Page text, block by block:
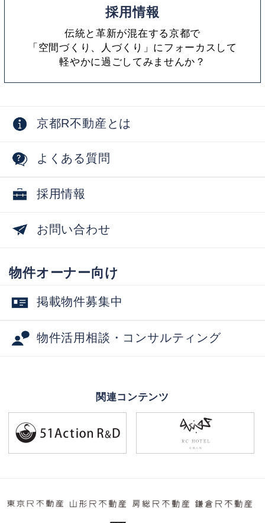
採用情報
伝統と革新が混在する京都で
「空間づくり、人づくり」にフォーカスして
軽やかに過ごしてみませんか？
京都R不動産とは
よくある質問
採用情報
お問い合わせ
物件オーナー向け
掲載物件募集中
物件活用相談・コンサルティング
関連コンテンツ